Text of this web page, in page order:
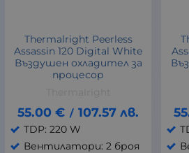
Thermalright Peerless
Assassin 120 Digital White
Въздушен охладител за
процесор
55.00 € / 107.57 лв.
TDP: 220 W
Вентилатори: 2 броя